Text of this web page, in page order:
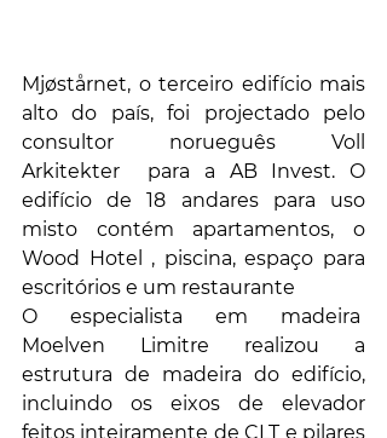
Mjøstårnet, o terceiro edifício mais
alto do país, foi projectado pelo
consultor norueguês Voll
Arkitekter  para a AB Invest. O
edifício de 18 andares para uso
misto contém apartamentos, o
Wood Hotel , piscina, espaço para
escritórios e um restaurante
O especialista em madeira
Moelven Limitre realizou a
estrutura de madeira do edifício,
incluindo os eixos de elevador
feitos inteiramente de CLT e pilares